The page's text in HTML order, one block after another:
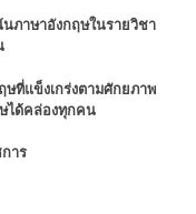
นภาษาอังกฤษในรายวิชา
ที่แข็งเกร่งตามศักยภาพ
ได้คล่องทุกคน
าร